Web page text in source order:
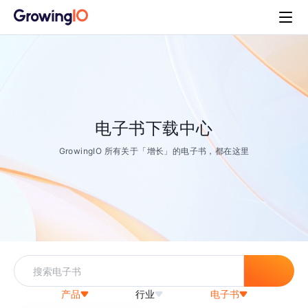
电子书下载中心
GrowingIO 所有关于「增长」的电子书，都在这里
产品 行业 电子书